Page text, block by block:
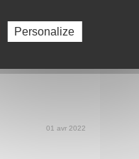
22 Mar 2025
01 avr 2022
Personalize